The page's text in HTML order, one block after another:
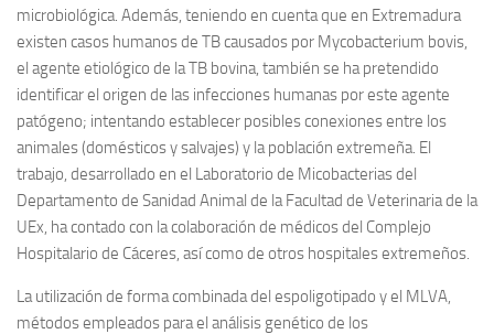
microbiológica. Además, teniendo en cuenta que en Extremadura
existen casos humanos de TB causados por Mycobacterium bovis
el agente etiológico de la TB bovina, también se ha pretendido
identificar el origen de las infecciones humanas por este agente
patógeno; intentando establecer posibles conexiones entre los
animales (domésticos y salvajes) y la población extremeña. El
trabajo, desarrollado en el Laboratorio de Micobacterias del
Departamento de Sanidad Animal de la Facultad de Veterinaria de la
UEx, ha contado con la colaboración de médicos del Complejo
Hospitalario de Cáceres, así como de otros hospitales extremeños.
La utilización de forma combinada del espoligotipado y el MLVA,
métodos empleados para el análisis genético de los